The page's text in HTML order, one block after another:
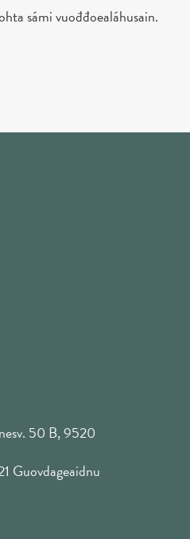
sámi vuođđoealáhusain.
50 B, 9520
Guovdageaidnu